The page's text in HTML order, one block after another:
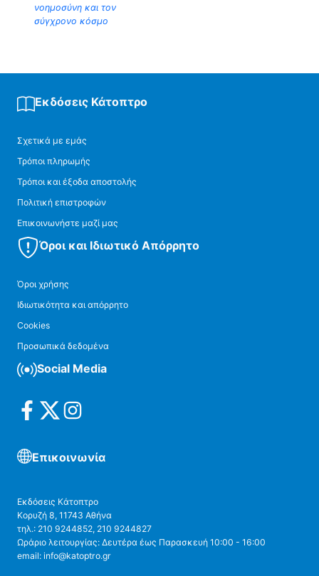
νοημοσύνη και τον
σύγχρονο κόσμο
Εκδόσεις Κάτοπτρο
Σχετικά με εμάς
Τρόποι πληρωμής
Τρόποι και έξοδα αποστολής
Πολιτική επιστροφών
Επικοινωνήστε μαζί μας
Όροι και Ιδιωτικό Απόρρητο
Όροι χρήσης
Ιδιωτικότητα και απόρρητο
Cookies
Προσωπικά δεδομένα
Social Media
Επικοινωνία
Εκδόσεις Κάτοπτρο
Κορυζή 8, 11743 Αθήνα
τηλ.: 210 9244852, 210 9244827
Ωράριο λειτουργίας: Δευτέρα έως Παρασκευή 10:00 - 16:00
email: info@katoptro.gr